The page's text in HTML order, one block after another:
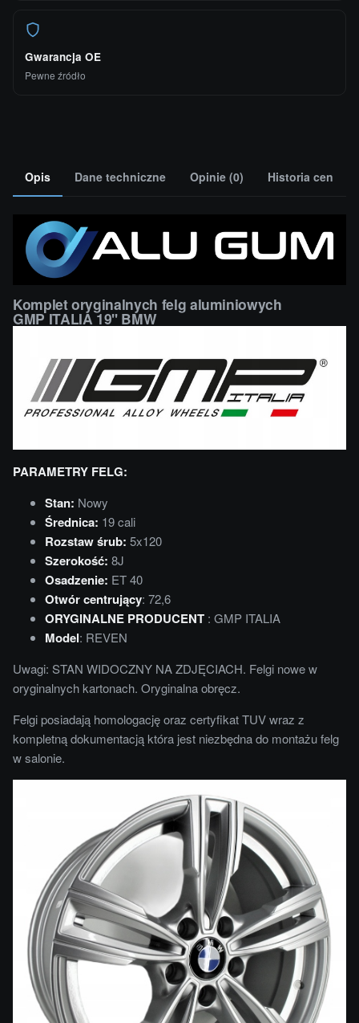
Gwarancja OE
Pewne źródło
Opis Dane techniczne Opinie (0) Historia cen
Komplet oryginalnych felg aluminiowych
GMP ITALIA 19'' BMW
PARAMETRY FELG:
Stan: Nowy
Średnica: 19 cali
Rozstaw śrub: 5x120
Szerokość: 8J
Osadzenie: ET 40
Otwór centrujący: 72,6
ORYGINALNE PRODUCENT : GMP ITALIA
Model: REVEN
Uwagi: STAN WIDOCZNY NA ZDJĘCIACH. Felgi nowe w
oryginalnych kartonach. Oryginalna obręcz.
Felgi posiadają homologację oraz certyfikat TUV wraz z
kompletną dokumentacją która jest niezbędna do montażu felg
w salonie.